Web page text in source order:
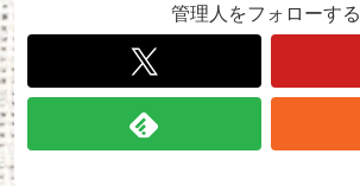
管理人をフォローする